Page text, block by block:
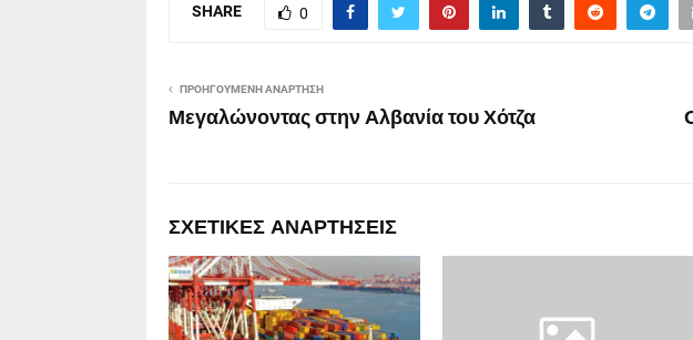
SHARE 0
ΠΡΟΗΓΟΎΜΕΝΗ ΑΝΆΡΤΗΣΗ
Μεγαλώνοντας στην Αλβανία του Χότζα
ΣΧΕΤΙΚΈΣ ΑΝΑΡΤΉΣΕΙΣ